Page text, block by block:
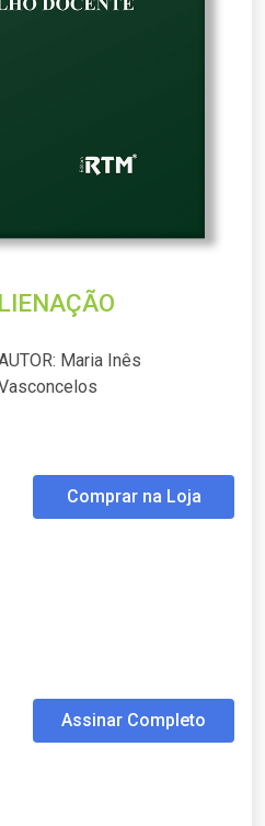
Maria Inês
Comprar na Loja
Assinar Completo